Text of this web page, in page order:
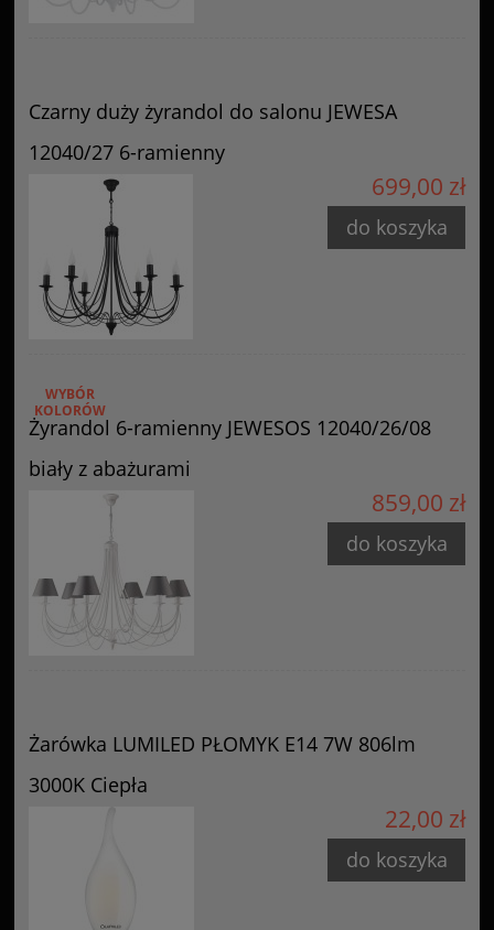
Czarny duży żyrandol do salonu JEWESA
12040/27 6-ramienny
699,00 zł
do koszyka
Żyrandol 6-ramienny JEWESOS 12040/26/08
biały z abażurami
WYBÓR
KOLORÓW
859,00 zł
do koszyka
Żarówka LUMILED PŁOMYK E14 7W 806lm
3000K Ciepła
22,00 zł
do koszyka